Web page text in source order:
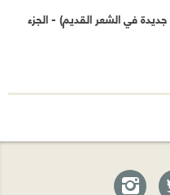
في الشعر القديم) - الجزء